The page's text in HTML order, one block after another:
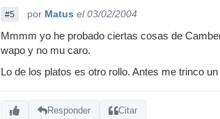
#5 por Matus el 03/02/2004
Mmmm yo he probado ciertas cosas de
wapo y no mu caro.
Lo de los platos es otro rollo. Antes me trinco
Responder Citar